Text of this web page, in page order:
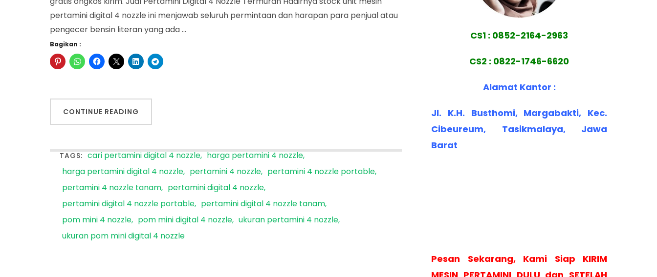
Nozzle
pertamini digital 4 nozzle ini menjawab seluruh permintaan dan harapan para penjual atau
pengecer bensin literan yang ada …
Bagikan :
CONTINUE READING
TAGS: cari pertamini digital 4 nozzle harga pertamini 4 nozzle
harga pertamini digital 4 nozzle
pertamini 4 nozzle
pertamini 4 nozzle portable
pertamini 4 nozzle tanam
pertamini digital 4 nozzle
pertamini digital 4 nozzle portable
pertamini digital 4 nozzle tanam
pom mini 4 nozzle
pom mini digital 4 nozzle ukuran pertamini 4 nozzle
ukuran pom mini digital 4 nozzle
CS1 : 0852-2164-2963
CS2 : 0822-1746-6620
Alamat Kantor :
Jl. K.H. Busthomi, Margabakti, Kec.
Cibeureum, Tasikmalaya, Jawa
Barat
Pesan Sekarang, Kami Siap KIRIM